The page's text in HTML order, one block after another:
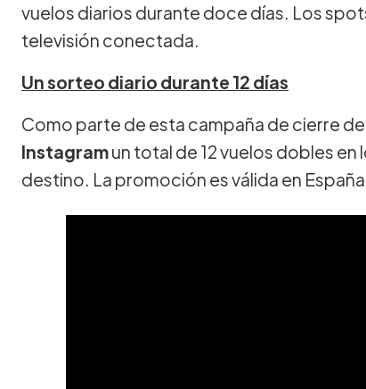
vuelos diarios durante doce días. Los
televisión conectada.
Un sorteo diario durante 12 días
Como parte de esta campaña de cierre de
Instagramun total de 12 vuelos dobles
destino. La promoción es válida en